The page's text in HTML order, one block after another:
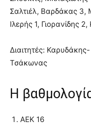
Σαλτιέλ, Βαρδάκας 3,
Ιλερής 1, Γιορανίδης
Διαιτητές:
Τσάκωνας
Η
ΑΕΚ 16